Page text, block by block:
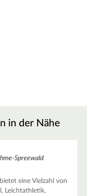
in der Nähe
Spreewald
eine Vielzahl von
Leichtathletik,